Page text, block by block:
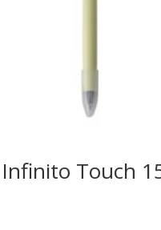
Touch